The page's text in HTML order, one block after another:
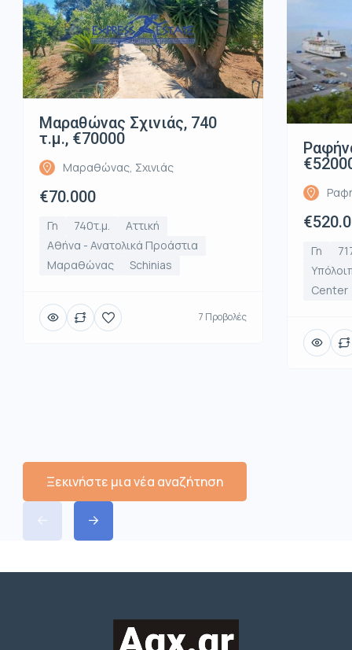
Μαραθώνας Σχινιάς, 740
τ.μ., €70000
Μαραθώνας, Σχινιάς
€70.000
Γη 740τ.μ.
Αττική
Αθήνα - Ανατολικά Προάστια
Μαραθώνας
Schinias
7 Προβολές
Γη
Center
Ξεκινήστε μια νέα αναζήτηση